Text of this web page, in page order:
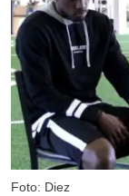
Foto: Diez